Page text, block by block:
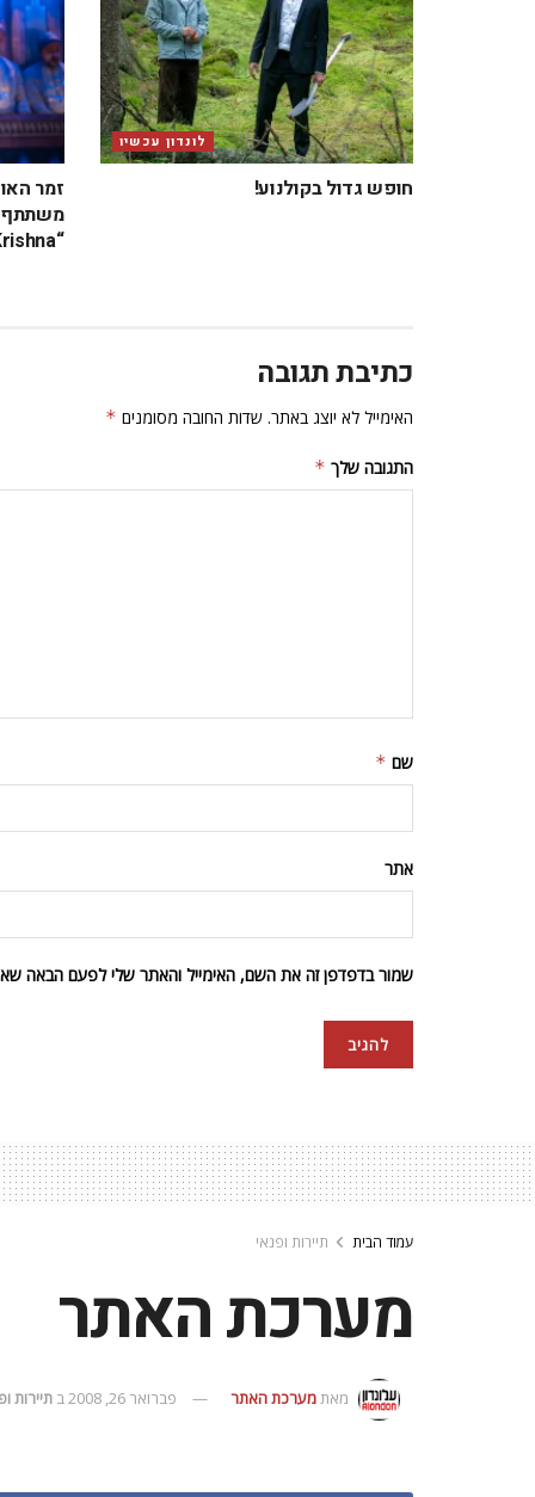
לונדון עכשיו
חופש גדול בקולנוע!
זמר
משתתף
“Krishna” בבריטניה
כתיבת תגובה
האימייל לא יוצג באתר. שדות החובה מסומנים *
התגובה שלך *
שם *
אתר
שמור בדפדפן זה את השם, האימייל והאתר שלי לפעם הבאה
עמוד הבית תיירות ופנאי
מערכת האתר
מאתמערכת האתר פברואר 26, 2008 ב תיירות